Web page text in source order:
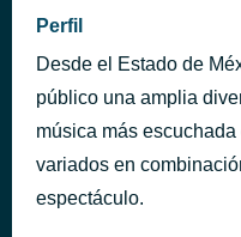
exit girl
ratbag
Black Or White
Perfil
Desde el Estado de
público una amplia
música más
variados en
espectáculo.